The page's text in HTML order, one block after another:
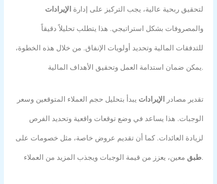
لتحقيق ربحية عالية، يجب التركيز على إدارة الإيرادات
والمصروفات بشكل استراتيجي. هذا يتطلب تحليلاً دقيقاً
للتدفقات المالية وتحديد أولويات الإنفاق. من خلال هذه الخطوة،
يمكن ضمان استدامة العمل وتحقيق الأهداف المالية.
تقدير مصادر الإيرادات يبدأ بتحليل حجم العملاء المتوقعين وسعر
الوجبات. هذا يساعد في وضع توقعات واقعية وتحديد الفرص
لزيادة العائدات. كما أن تقديم عروض خاصة، مثل خصومات على
طبقمعين، يعزز من قيمة الوجبات ويجذب المزيد من العملاء.